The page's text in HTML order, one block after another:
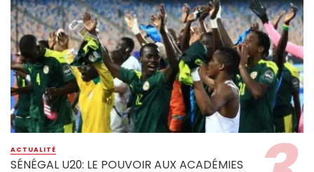
ACTUALITÉ
SÉNÉGAL U20: LE POUVOIR AUX ACADÉMIES